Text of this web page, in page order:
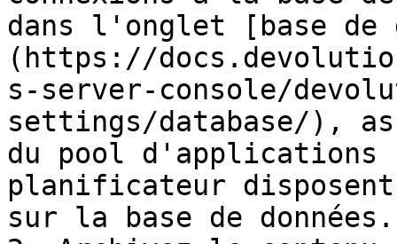
dans l'onglet [base de
(https://
s-server-console/
settings/database/),
du pool d'applications
planificateur
sur la base de données.